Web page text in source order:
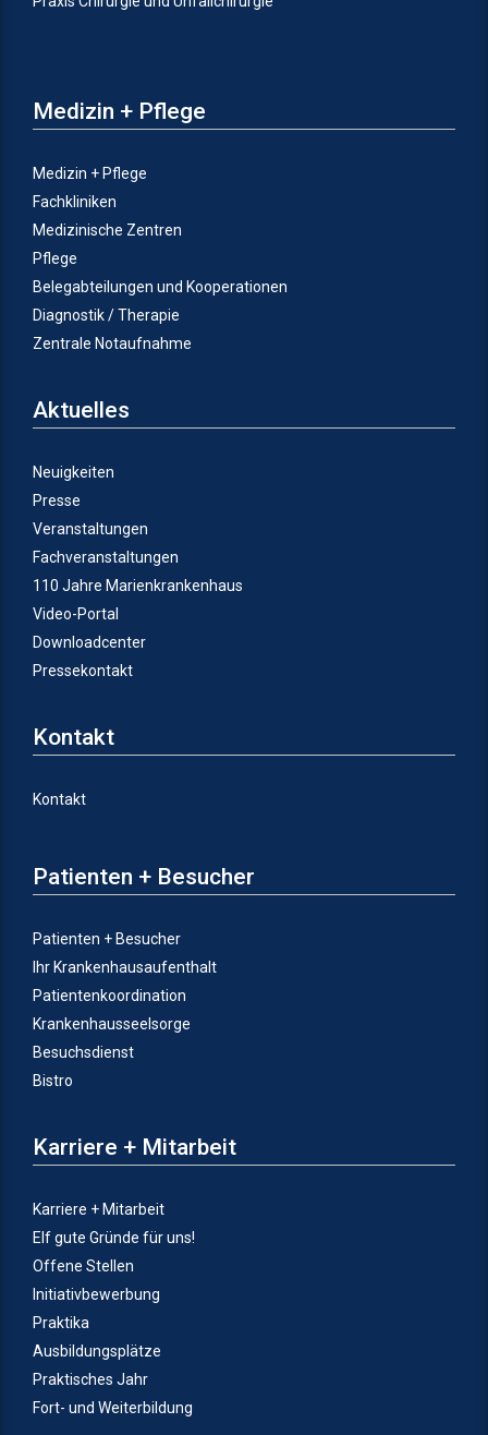
Medizin + Pflege
Medizin + Pflege
Fachkliniken
Medizinische Zentren
Pflege
Belegabteilungen und Kooperationen
Diagnostik / Therapie
Zentrale Notaufnahme
Aktuelles
Neuigkeiten
Presse
Veranstaltungen
Fachveranstaltungen
110 Jahre Marienkrankenhaus
Video-Portal
Downloadcenter
Pressekontakt
Kontakt
Kontakt
Patienten + Besucher
Patienten + Besucher
Ihr Krankenhausaufenthalt
Patientenkoordination
Krankenhausseelsorge
Besuchsdienst
Bistro
Karriere + Mitarbeit
Karriere + Mitarbeit
Elf gute Gründe für uns!
Offene Stellen
Initiativbewerbung
Praktika
Ausbildungsplätze
Praktisches Jahr
Fort- und Weiterbildung